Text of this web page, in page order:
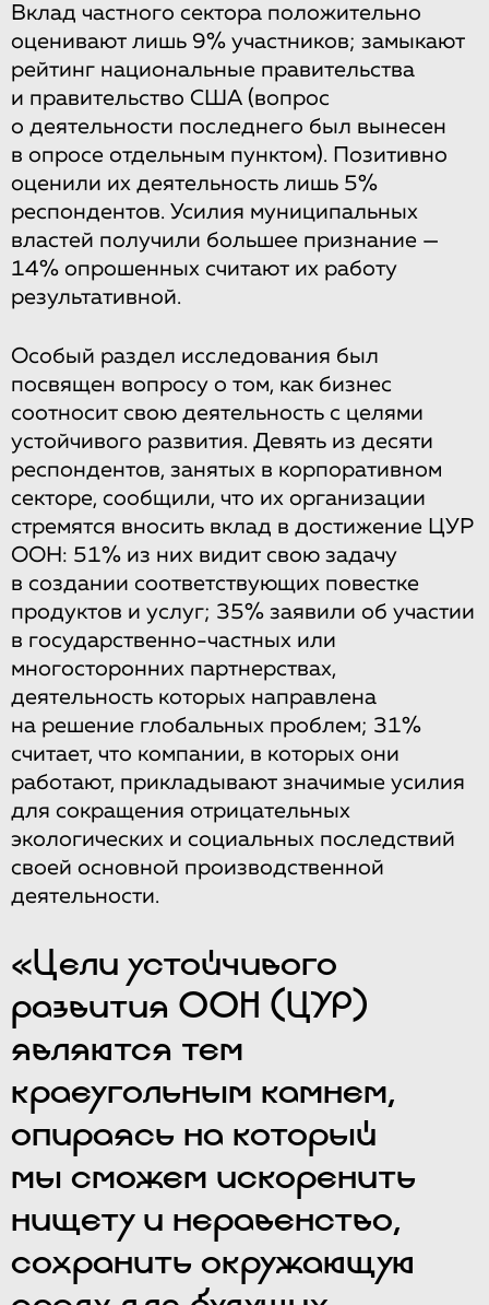
Вклад частного сектора положительно
оценивают лишь 9% участников; замыкают
рейтинг национальные правительства
и правительство США (вопрос
о деятельности последнего был вынесен
в опросе отдельным пунктом). Позитивно
оценили их деятельность лишь 5%
респондентов. Усилия муниципальных
властей получили большее признание —
14% опрошенных считают их работу
результативной.
Особый раздел исследования был
посвящен вопросу о том, как бизнес
соотносит свою деятельность с целями
устойчивого развития. Девять из десяти
респондентов, занятых в корпоративном
секторе, сообщили, что их организации
стремятся вносить вклад в достижение ЦУР
ООН: 51% из них видит свою задачу
в создании соответствующих повестке
продуктов и услуг; 35% заявили об участии
в государственно-частных или
многосторонних партнерствах,
деятельность которых направлена
на решение глобальных проблем; 31%
считает, что компании, в которых они
работают, прикладывают значимые усилия
для сокращения отрицательных
экологических и социальных последствий
своей основной производственной
деятельности.
«Цели устойчивого
развития ООН (ЦУР)
являются тем
краеугольным камнем,
опираясь на который
мы сможем искоренить
нищету и неравенство,
сохранить окружающую